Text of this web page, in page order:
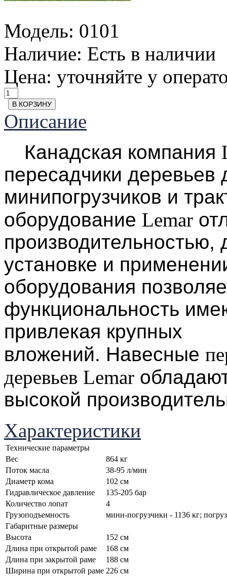
Модель: 0101
Наличие: Есть в наличии
Цена: уточняйте у
Описание
Канадская компания
пересадчики деревьев
минипогрузчиков и
оборудование Lemar
производительностью,
установке и
оборудования
функциональность
привлекая крупных
вложений. Навесные
деревьев Lemar
высокой
Характеристики
Технические параметры
Вес
864 кг
Поток масла
38-95 л/мин
Диаметр кома
102 см
Гидравлическое давление
135-205 бар
Количество лопат
4
Грузоподъемность
мини-погрузчики - 1136 кг;
Габаритные размеры
Высота
152 см
Длина при открытой раме
168 см
Длина при закрытой раме
188 см
Ширина при открытой раме 226 см